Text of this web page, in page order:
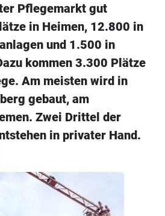
Pflegemarkt gut
in Heimen, 12.800 in
und 1.500 in
kommen 3.300 Plätze
Am meisten wird in
gebaut, am
Zwei Drittel der
in privater Hand.